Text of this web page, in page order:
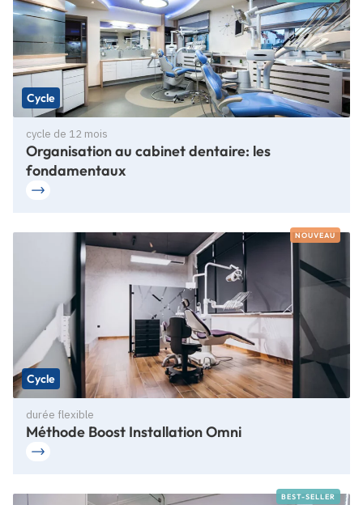
Cycle
cycle de 12 mois
Organisation au cabinet dentaire: les
fondamentaux
NOUVEAU
Cycle
durée flexible
Méthode Boost Installation Omni
BEST-SELLER